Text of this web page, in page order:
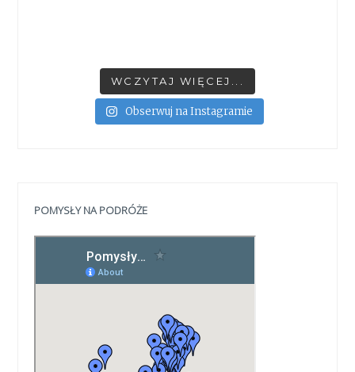
WCZYTAJ WIĘCEJ...
Obserwuj na Instagramie
POMYSŁY NA PODRÓŻE